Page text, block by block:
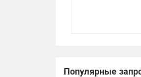
Популярные